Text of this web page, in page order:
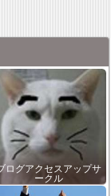
ログアクセスアップサ
ークル